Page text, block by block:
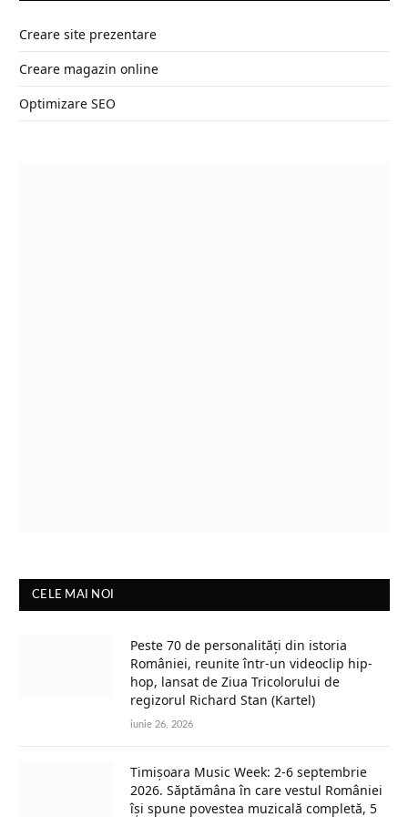
Creare site prezentare
Creare magazin online
Optimizare SEO
CELE MAI NOI
Peste 70 de personalități din istoria
României, reunite într-un videoclip hip-
hop, lansat de Ziua Tricolorului de
regizorul Richard Stan (Kartel)
iunie 26, 2026
Timișoara Music Week: 2-6 septembrie
2026. Săptămâna în care vestul României
își spune povestea muzicală completă, 5